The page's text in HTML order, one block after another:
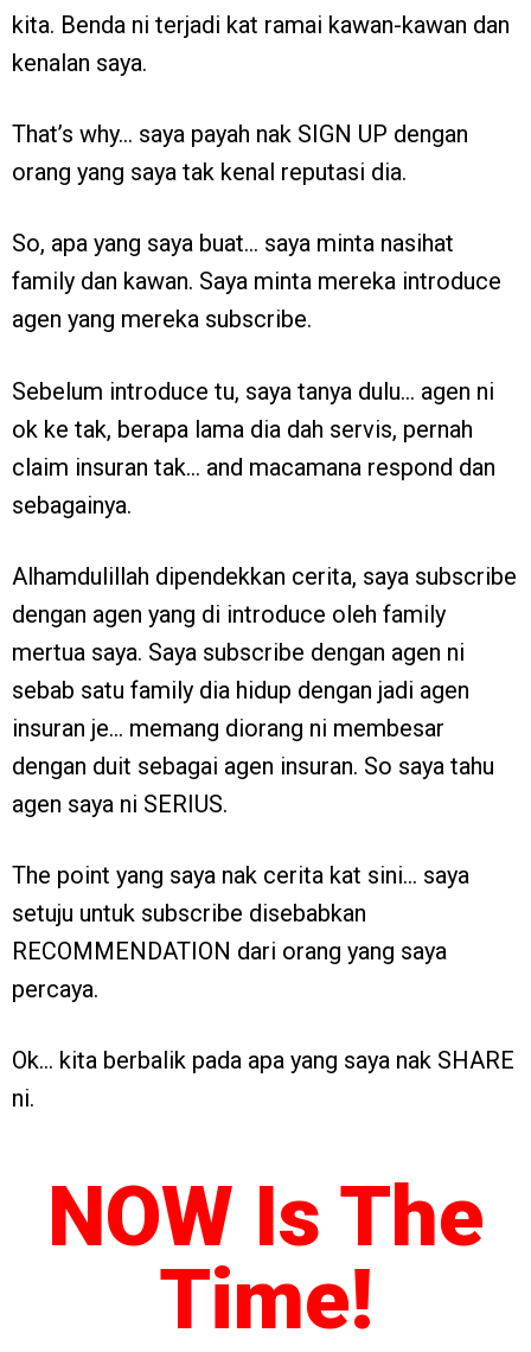
kita. Benda ni terjadi kat ramai kawan-kawan dan
kenalan saya.
That’s why… saya payah nak SIGN UP dengan
orang yang saya tak kenal reputasi dia.
So, apa yang saya buat… saya minta nasihat
family dan kawan. Saya minta mereka introduce
agen yang mereka subscribe.
Sebelum introduce tu, saya tanya dulu… agen ni
ok ke tak, berapa lama dia dah servis, pernah
claim insuran tak… and macamana respond dan
sebagainya.
Alhamdulillah dipendekkan cerita, saya subscribe
dengan agen yang di introduce oleh family
mertua saya. Saya subscribe dengan agen ni
sebab satu family dia hidup dengan jadi agen
insuran je… memang diorang ni membesar
dengan duit sebagai agen insuran. So saya tahu
agen saya ni SERIUS.
The point yang saya nak cerita kat sini… saya
setuju untuk subscribe disebabkan
RECOMMENDATION dari orang yang saya
percaya.
Ok… kita berbalik pada apa yang saya nak SHARE
ni.
NOW Is The
Time!